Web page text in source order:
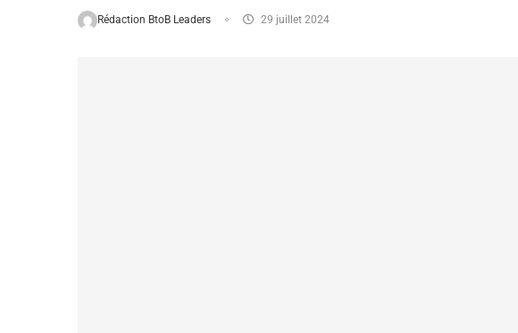
Rédaction BtoB Leaders 29 juillet 2024